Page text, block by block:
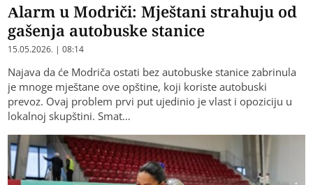
Alarm u Modriči: Mještani strahuju od
gašenja autobuske stanice
15.05.2026. | 08:14
Najava da će Modriča ostati bez autobuske stanice zabrinula
je mnoge mještane ove opštine, koji koriste autobuski
prevoz. Ovaj problem prvi put ujedinio je vlast i opoziciju u
lokalnoj skupštini. Smat…